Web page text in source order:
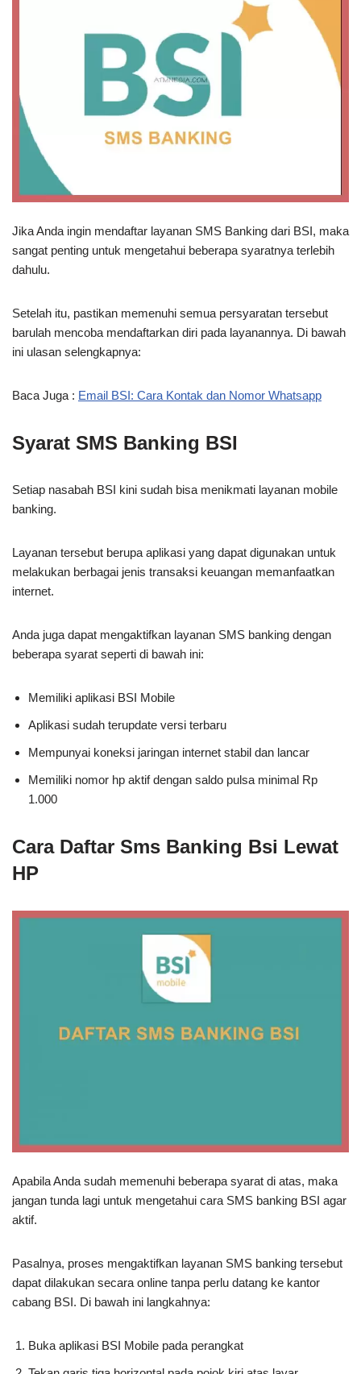
Jika Anda ingin mendaftar layanan SMS Banking dari BSI, maka
sangat penting untuk mengetahui beberapa syaratnya terlebih
dahulu.
Setelah itu, pastikan memenuhi semua persyaratan tersebut
barulah mencoba mendaftarkan diri pada layanannya. Di bawah
ini ulasan selengkapnya:
Baca Juga : Email BSI: Cara Kontak dan Nomor Whatsapp
Syarat SMS Banking BSI
Setiap nasabah BSI kini sudah bisa menikmati layanan mobile
banking.
Layanan tersebut berupa aplikasi yang dapat digunakan untuk
melakukan berbagai jenis transaksi keuangan memanfaatkan
internet.
Anda juga dapat mengaktifkan layanan SMS banking dengan
beberapa syarat seperti di bawah ini:
Memiliki aplikasi BSI Mobile
Aplikasi sudah terupdate versi terbaru
Mempunyai koneksi jaringan internet stabil dan lancar
Memiliki nomor hp aktif dengan saldo pulsa minimal Rp
1.000
Cara Daftar Sms Banking Bsi Lewat
HP
Apabila Anda sudah memenuhi beberapa syarat di atas, maka
jangan tunda lagi untuk mengetahui cara SMS banking BSI agar
aktif.
Pasalnya, proses mengaktifkan layanan SMS banking tersebut
dapat dilakukan secara online tanpa perlu datang ke kantor
cabang BSI. Di bawah ini langkahnya:
Buka aplikasi BSI Mobile pada perangkat